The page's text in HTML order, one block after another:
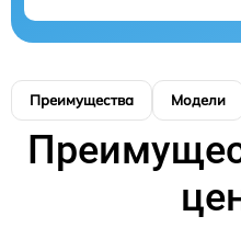
Преимущества Модели